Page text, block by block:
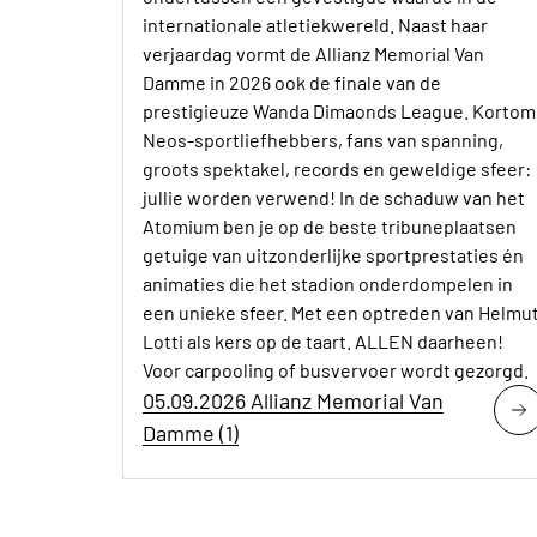
internationale atletiekwereld. Naast haar
verjaardag vormt de Allianz Memorial Van
Damme in 2026 ook de finale van de
prestigieuze Wanda Dimaonds League.
Neos-sportliefhebbers, fans van spanning,
groots spektakel, records en geweldige sfeer:
jullie worden verwend! In de schaduw van het
Atomium ben je op de beste tribuneplaatsen
getuige van uitzonderlijke sportprestaties én
animaties die het stadion onderdompelen in
een unieke sfeer. Met een optreden van
Lotti als kers op de taart. ALLEN daarheen!
Voor carpooling of busvervoer wordt gezorgd.
05.09.2026 Allianz Memorial Van
Damme (1)